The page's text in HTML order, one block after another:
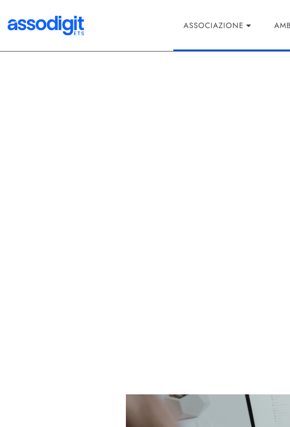
ASSOCIAZIONE